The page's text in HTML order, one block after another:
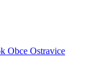
Obce Ostravice